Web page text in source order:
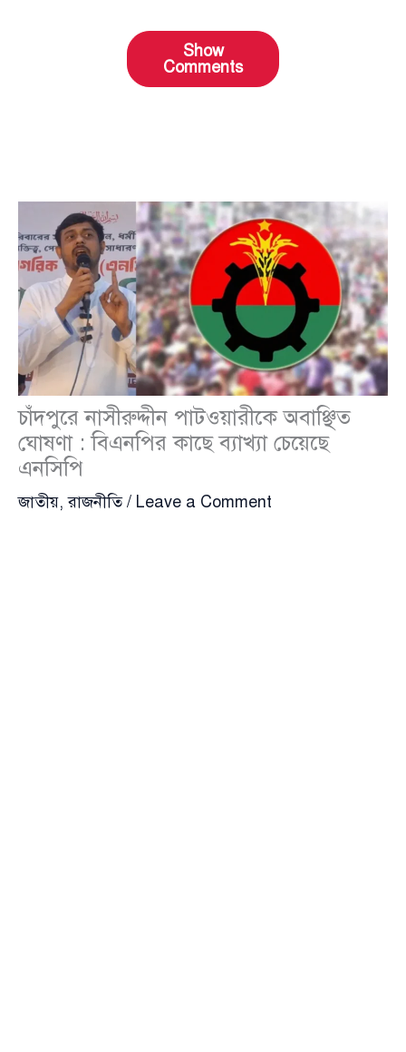
Show
Comments
চাঁদপুরে নাসীরুদ্দীন পাটওয়ারীকে অবাঞ্ছিত
ঘোষণা : বিএনপির কাছে ব্যাখ্যা চেয়েছে
এনসিপি
জাতীয়,রাজনীতি/ Leave a Comment